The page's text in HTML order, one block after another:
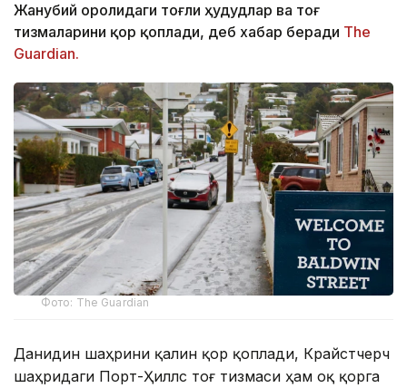
Жанубий оролидаги тоғли ҳудудлар ва тоғ
тизмаларини қор қоплади, деб хабар беради The
Guardian.
Фото: The Guardian
Данидин шаҳрини қалин қор қоплади, Крайстчерч
шаҳридаги Порт-Ҳиллс тоғ тизмаси ҳам оқ қорга